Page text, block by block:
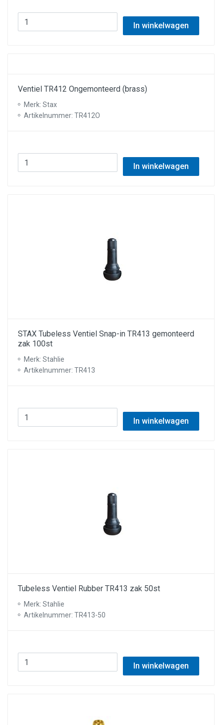
In winkelwagen
Ventiel TR412 Ongemonteerd (brass)
Merk: Stax
Artikelnummer: TR412O
In winkelwagen
STAX Tubeless Ventiel Snap-in TR413 gemonteerd
zak 100st
Merk: Stahlie
Artikelnummer: TR413
In winkelwagen
Tubeless Ventiel Rubber TR413 zak 50st
Merk: Stahlie
Artikelnummer: TR413-50
In winkelwagen